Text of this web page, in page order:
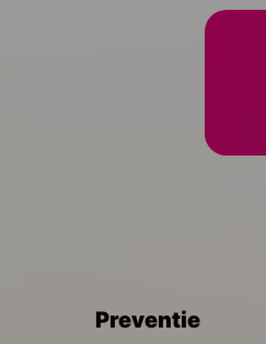
Preventie